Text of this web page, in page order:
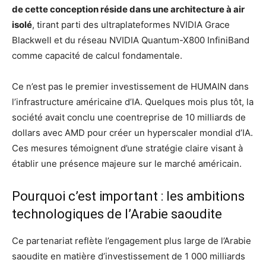
de cette conception réside dans une architecture à air
isolé, tirant parti des ultraplateformes NVIDIA Grace
Blackwell et du réseau NVIDIA Quantum-X800 InfiniBand
comme capacité de calcul fondamentale.
Ce n’est pas le premier investissement de HUMAIN dans
l’infrastructure américaine d’IA. Quelques mois plus tôt, la
société avait conclu une coentreprise de 10 milliards de
dollars avec AMD pour créer un hyperscaler mondial d’IA.
Ces mesures témoignent d’une stratégie claire visant à
établir une présence majeure sur le marché américain.
Pourquoi c’est important : les ambitions
technologiques de l’Arabie saoudite
Ce partenariat reflète l’engagement plus large de l’Arabie
saoudite en matière d’investissement de 1 000 milliards